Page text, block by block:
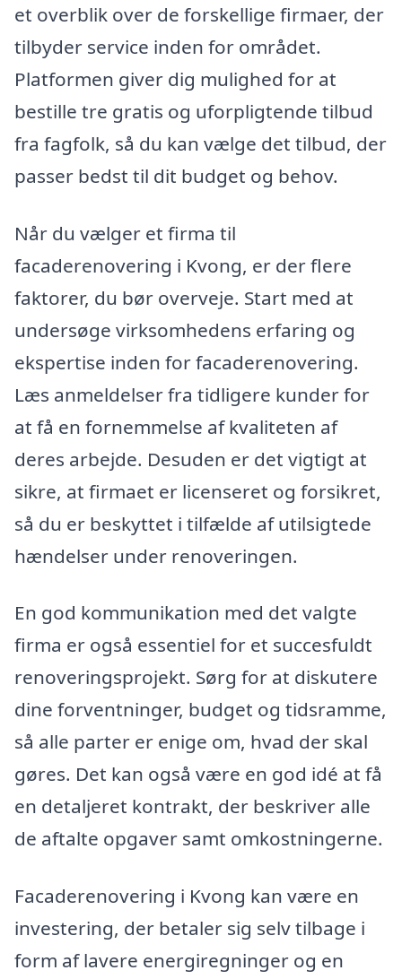
et overblik over de forskellige firmaer, der
tilbyder service inden for området.
Platformen giver dig mulighed for at
bestille tre gratis og uforpligtende tilbud
fra fagfolk, så du kan vælge det tilbud, der
passer bedst til dit budget og behov.
Når du vælger et firma til
facaderenovering i Kvong, er der flere
faktorer, du bør overveje. Start med at
undersøge virksomhedens erfaring og
ekspertise inden for facaderenovering.
Læs anmeldelser fra tidligere kunder for
at få en fornemmelse af kvaliteten af
deres arbejde. Desuden er det vigtigt at
sikre, at firmaet er licenseret og forsikret,
så du er beskyttet i tilfælde af utilsigtede
hændelser under renoveringen.
En god kommunikation med det valgte
firma er også essentiel for et succesfuldt
renoveringsprojekt. Sørg for at diskutere
dine forventninger, budget og tidsramme,
så alle parter er enige om, hvad der skal
gøres. Det kan også være en god idé at få
en detaljeret kontrakt, der beskriver alle
de aftalte opgaver samt omkostningerne.
Facaderenovering i Kvong kan være en
investering, der betaler sig selv tilbage i
form af lavere energiregninger og en